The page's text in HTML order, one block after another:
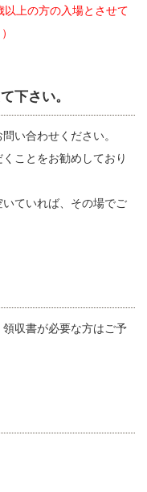
上の方の入場とさせて
下さい。
い合わせください。
ことをお勧めしており
ていれば、その場でご
収書が必要な方はご予